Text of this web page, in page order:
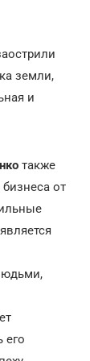
земли,
и
также
от
его